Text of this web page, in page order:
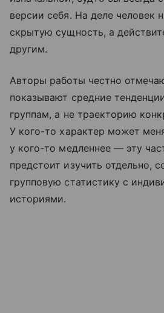
версии себя. На деле человек
скрытую сущность, а
другим.
Авторы работы честно
показывают средние
группам, а не траекторию
У кого-то характер может
у кого-то медленнее — эту
предстоит изучить отдельно,
групповую статистику с
историями.